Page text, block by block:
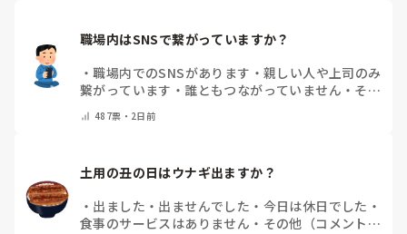
職場内はSNSで繋がっていますか？
・職場内でのSNSがあります ・ 親しい人や上司のみ
繋がっています ・ 誰ともつながっていません ・ その
487票・ 2日前
土用の丑の日はウナギ出ますか？
・ 出ました ・ 出ませんでした ・ 今日は休日でした ・
食事のサービスはありません ・ その他（コメントで